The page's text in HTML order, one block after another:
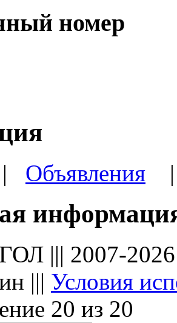
номер
Объявления
||| 2007-
||| Условия
20 из 20